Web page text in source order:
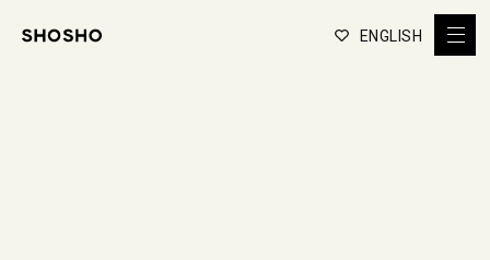
ENGLISH